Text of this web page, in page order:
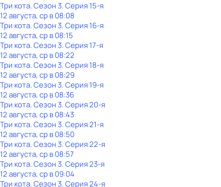
Три кота. Сезон 3. Серия 15-я
12 августа, ср в 08:08
Три кота. Сезон 3. Серия 16-я
12 августа, ср в 08:15
Три кота. Сезон 3. Серия 17-я
12 августа, ср в 08:22
Три кота. Сезон 3. Серия 18-я
12 августа, ср в 08:29
Три кота. Сезон 3. Серия 19-я
12 августа, ср в 08:36
Три кота. Сезон 3. Серия 20-я
12 августа, ср в 08:43
Три кота. Сезон 3. Серия 21-я
12 августа, ср в 08:50
Три кота. Сезон 3. Серия 22-я
12 августа, ср в 08:57
Три кота. Сезон 3. Серия 23-я
12 августа, ср в 09:04
Три кота. Сезон 3. Серия 24-я